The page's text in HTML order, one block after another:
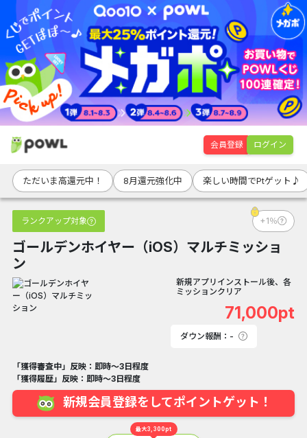
会員登録 ログイン
ただいま高還元中！ 8月還元強化中 楽しい時間でPtゲット♪
ランクアップ対象 +1％
ゴールデンホイヤー（iOS）マルチミッショ
ン
新規アプリインストール後、各
ミッションクリア
71,000pt
ダウン報酬：-
「獲得審査中」反映：即時～3日程度
「獲得履歴」反映：即時～3日程度
新規会員登録をしてポイントゲット！
最大3,300pt